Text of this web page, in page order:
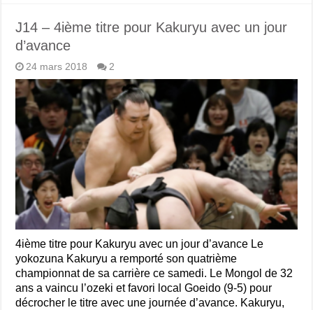
J14 – 4ième titre pour Kakuryu avec un jour
d’avance
24 mars 2018 2
4ième titre pour Kakuryu avec un jour d’avance Le
yokozuna Kakuryu a remporté son quatrième
championnat de sa carrière ce samedi. Le Mongol de 32
ans a vaincu l’ozeki et favori local Goeido (9-5) pour
décrocher le titre avec une journée d’avance. Kakuryu,